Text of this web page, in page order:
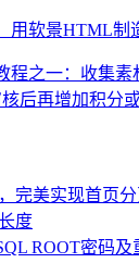
用软景HTML制
程之一：收集素
后再增加积分
完美实现首页分
度
ROOT密码